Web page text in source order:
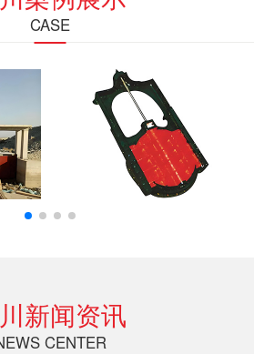
CASE
新闻资讯
CENTER